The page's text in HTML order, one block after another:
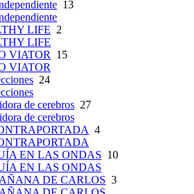
13
LIFE 2
LIFE
VIATOR 15
VIATOR
24
de cerebros 27
de cerebros
4
EN LAS ONDAS 10
EN LAS ONDAS
DE CARLOS 3